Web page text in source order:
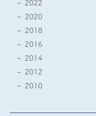
2022
2020
2018
2016
2014
2012
2010